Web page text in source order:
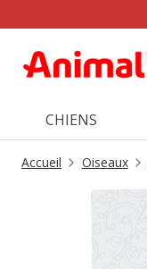
CHIENS
Accueil Oiseaux